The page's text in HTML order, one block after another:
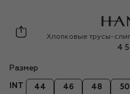
Hanro
Хлопковые трусы-
4
Размер
INT 44 46 48 50